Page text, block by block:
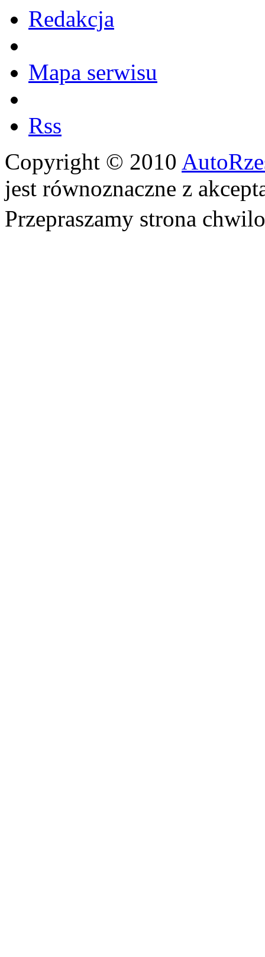
Redakcja
Mapa serwisu
Rss
Copyright © 2010
jest równoznaczne z
Przepraszamy strona